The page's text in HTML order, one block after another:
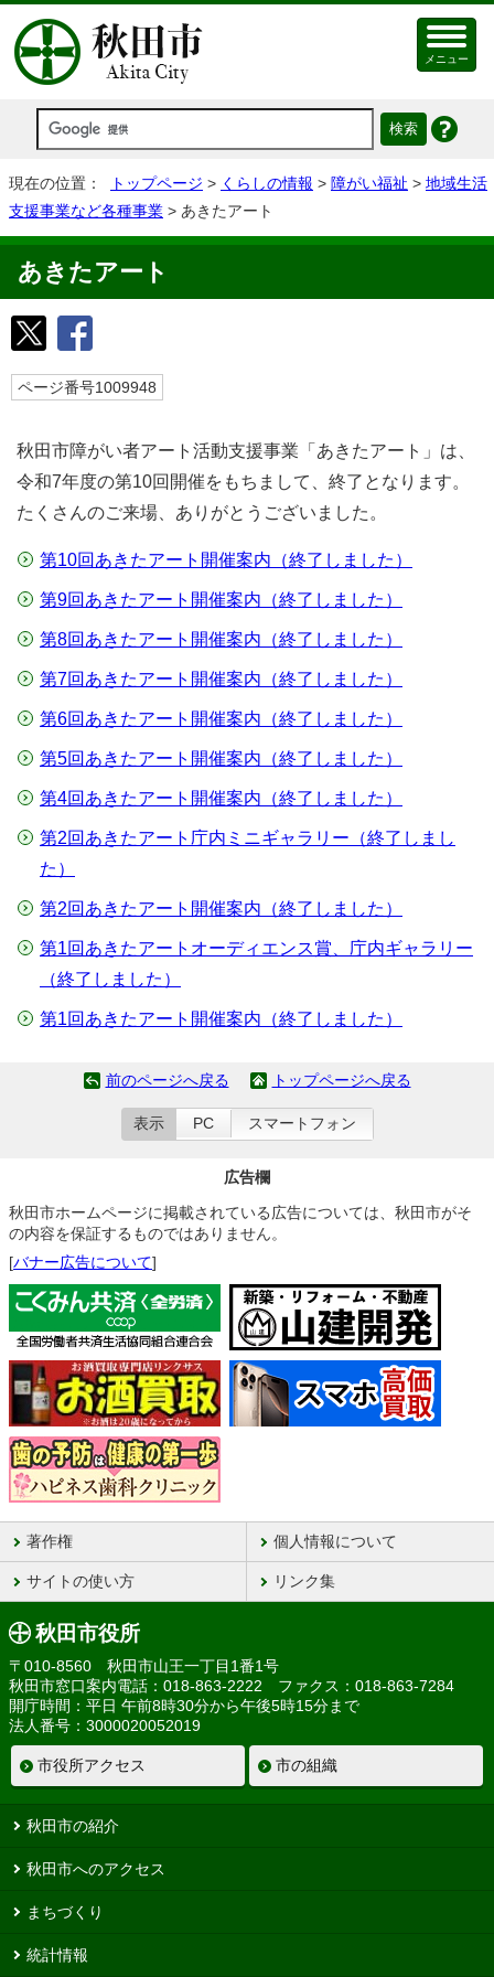
メニュー
現在の位置： トップページ > くらしの情報 > 障がい福祉 > 地域生活
支援事業など各種事業 > あきたアート
あきたアート
ページ番号1009948
秋田市障がい者アート活動支援事業「あきたアート」は、
令和7年度の第10回開催をもちまして、終了となります。
たくさんのご来場、ありがとうございました。
第10回あきたアート開催案内（終了しました）
第9回あきたアート開催案内（終了しました）
第8回あきたアート開催案内（終了しました）
第7回あきたアート開催案内（終了しました）
第6回あきたアート開催案内（終了しました）
第5回あきたアート開催案内（終了しました）
第4回あきたアート開催案内（終了しました）
第2回あきたアート庁内ミニギャラリー（終了しまし
た）
第2回あきたアート開催案内（終了しました）
第1回あきたアートオーディエンス賞、庁内ギャラリー
（終了しました）
第1回あきたアート開催案内（終了しました）
前のページへ戻る トップページへ戻る
表示 PC スマートフォン
広告欄
秋田市ホームページに掲載されている広告については、秋田市がそ
の内容を保証するものではありません。
[バナー広告について]
著作権 個人情報について
サイトの使い方 リンク集
秋田市役所
〒010-8560 秋田市山王一丁目1番1号
秋田市窓口案内電話：018-863-2222 ファクス：018-863-7284
開庁時間：平日 午前8時30分から午後5時15分まで
法人番号：3000020052019
市役所アクセス 市の組織
秋田市の紹介
秋田市へのアクセス
まちづくり
統計情報